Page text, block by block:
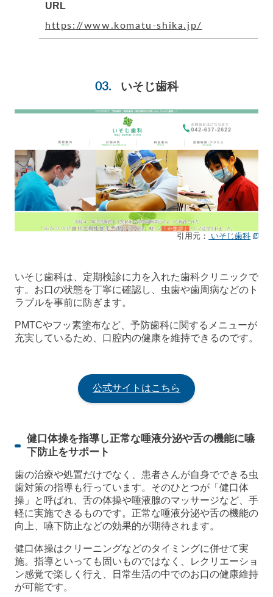
URL
https://www.komatu-shika.jp/
いそじ歯科
引用元： いそじ歯科
いそじ歯科は、定期検診に力を入れた歯科クリニックで
す。お口の状態を丁寧に確認し、虫歯や歯周病などのト
ラブルを事前に防ぎます。
PMTCやフッ素塗布など、予防歯科に関するメニューが
充実しているため、口腔内の健康を維持できるのです。
公式サイトはこちら
健口体操を指導し正常な唾液分泌や舌の機能に嚥
下防止をサポート
歯の治療や処置だけでなく、患者さんが自身でできる虫
歯対策の指導も行っています。そのひとつが「健口体
操」と呼ばれ、舌の体操や唾液腺のマッサージなど、手
軽に実施できるものです。正常な唾液分泌や舌の機能の
向上、嚥下防止などの効果的が期待されます。
健口体操はクリーニングなどのタイミングに併せて実
施。指導といっても固いものではなく、レクリエーショ
ン感覚で楽しく行え、日常生活の中でのお口の健康維持
が可能です。